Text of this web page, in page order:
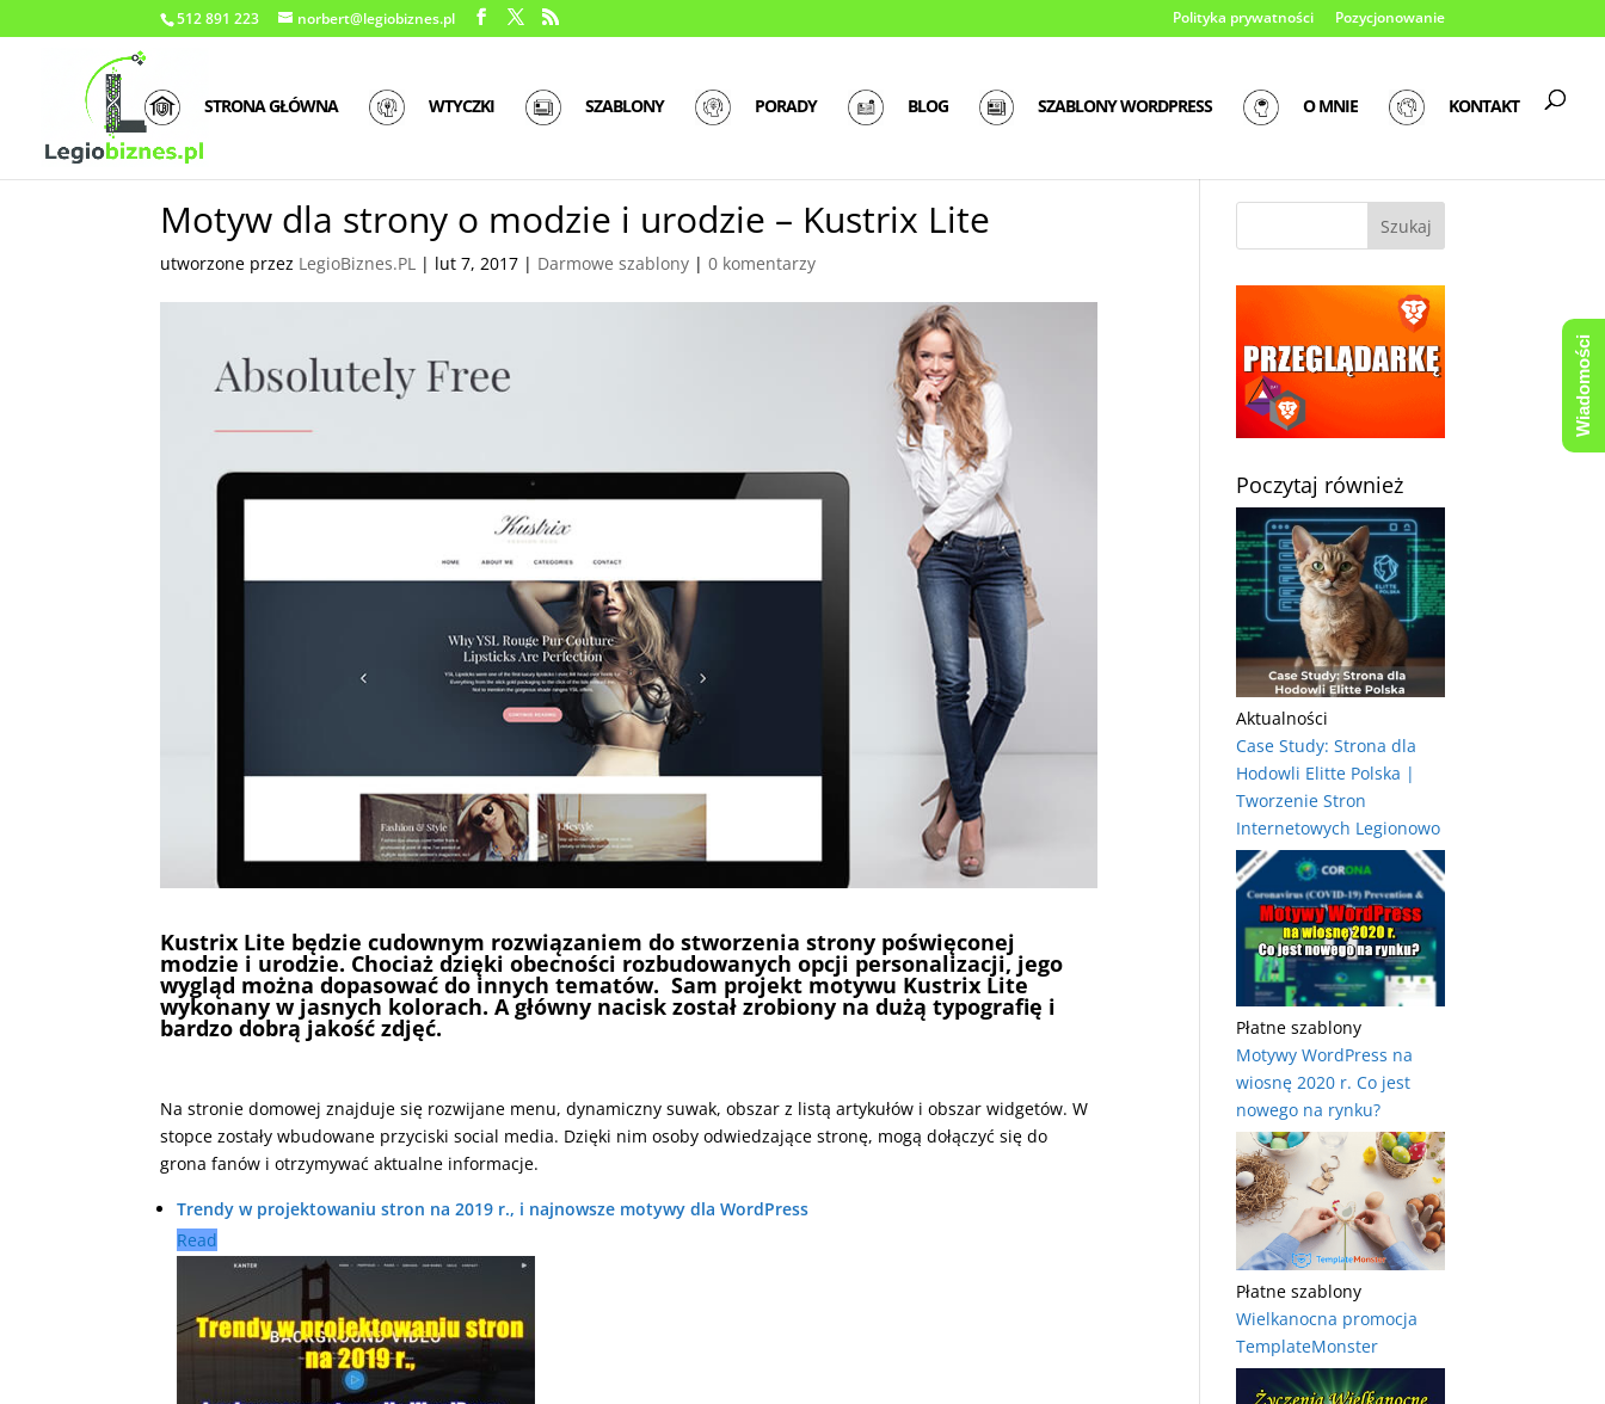
512 891 223 norbert@legiobiznes.pl Polityka prywatności Pozycjonowanie
STRONA GŁÓWNA WTYCZKI SZABLONY PORADY BLOG SZABLONY WORDPRESS O MNIE KONTAKT
Motyw dla strony o modzie i urodzie – Kustrix Lite
utworzone przez LegioBiznes.PL | lut 7, 2017 | Darmowe szablony |0 komentarzy
Kustrix Lite będzie cudownym rozwiązaniem do stworzenia strony poświęconej
modzie i urodzie. Chociaż dzięki obecności rozbudowanych opcji personalizacji, jego
wygląd można dopasować do innych tematów. Sam projekt motywu Kustrix Lite
wykonany w jasnych kolorach. A główny nacisk został zrobiony na dużą typografię i
bardzo dobrą jakość zdjęć.
Na stronie domowej znajduje się rozwijane menu, dynamiczny suwak, obszar z listą artykułów i obszar widgetów. W
stopce zostały wbudowane przyciski social media. Dzięki nim osoby odwiedzające stronę, mogą dołączyć się do
grona fanów i otrzymywać aktualne informacje.
Trendy w projektowaniu stron na 2019 r., i najnowsze motywy dla WordPress
Read
Poczytaj również
Aktualności
Case Study: Strona dla
Hodowli Elitte Polska |
Tworzenie Stron
Internetowych Legionowo
Płatne szablony
Motywy WordPress na
wiosnę 2020 r. Co jest
nowego na rynku?
Płatne szablony
Wielkanocna promocja
TemplateMonster
Wiadomości